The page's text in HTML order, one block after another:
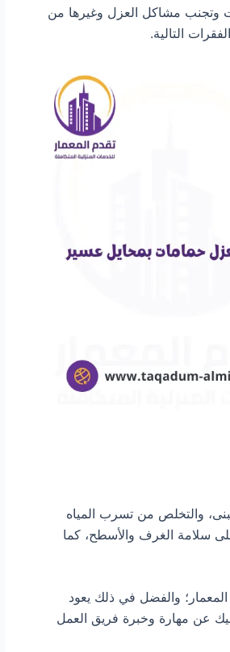
وتجنب مشاكل العزل وغيرها من
التالية.
والتخلص من تسرب المياه
سلامة الغرف والأسطح، كما
والفضل في ذلك يعود
عن مهارة وخبرة فريق العمل